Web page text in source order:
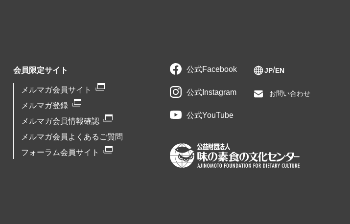
会員限定サイト
メルマガ会員サイト
メルマガ登録
メルマガ会員情報確認
メルマガ会員よくあるご質問
フォーラム会員サイト
公式Facebook
公式Instagram
公式YouTube
JP EN
お問い合わせ